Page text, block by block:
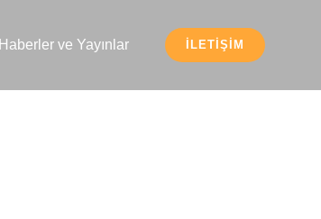
Haberler ve Yayınlar İLETIŞIM